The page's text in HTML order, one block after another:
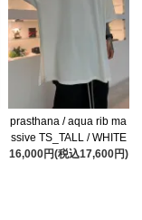
prasthana / aqua rib ma
ssive TS_TALL / WHITE
16,000円(税込17,600円)